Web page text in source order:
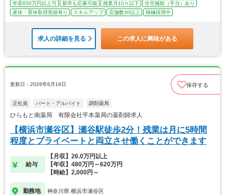
年収650万円以上可 新卒も応募可能 残業月10ｈ以下
住宅補助（手当）あり
産休・育休取得実績有り
スキルアップ 店舗数30以上 積極採用中
求人の詳細を見る この求人に興味がある
更新日：2026年6月16日 保存する
正社員 パート・アルバイト 調剤薬局
ひらもと南薬局 有限会社平本薬局の薬剤師求人
【横浜市瀬谷区】瀬谷駅徒歩2分！残業は月に5時間
程度とプライベートと両立させ働くことができます
給与
【月収】26.0万円以上
【年収】480万円～620万円
【時給】2,000円～
勤務地 神奈川県 横浜市瀬谷区